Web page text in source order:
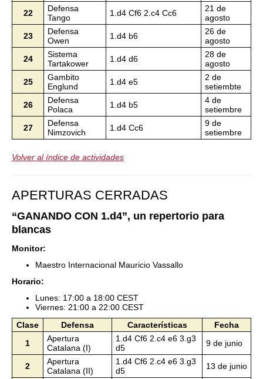
22
Defensa
Tango
1.d4 Cf6 2.c4 Cc6
21 de
agosto
23
Defensa
Owen
1.d4 b6
26 de
agosto
24
Sistema
Tartakower
1.d4 d6
28 de
agosto
25
Gambito
Englund
1.d4 e5
2 de
setiembte
26
Defensa
Polaca
1.d4 b5
4 de
setiembre
27
Defensa
Nimzovich
1.d4 Cc6
9 de
setiembre
Volver al índice de actividades
APERTURAS CERRADAS
“GANANDO CON 1.d4”, un repertorio para
blancas
Monitor:
Maestro Internacional Mauricio Vassallo
Horario:
Lunes: 17:00 a 18:00 CEST
Viernes: 21:00 a 22:00 CEST
Clase
Defensa Características
Fecha
1
Apertura
Catalana (I)
1.d4 Cf6 2.c4 e6 3.g3
d5
9 de junio
2
Apertura
Catalana (II)
1.d4 Cf6 2.c4 e6 3.g3
d5
13 de junio